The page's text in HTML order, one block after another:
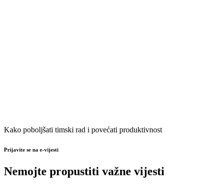
Kako poboljšati timski rad i povećati produktivnost
Prijavite se na e-vijesti
Nemojte propustiti važne vijesti